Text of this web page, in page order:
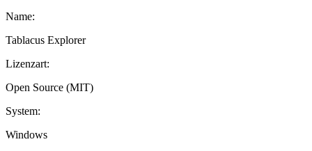
Name:
Tablacus Explorer
Lizenzart:
Open Source (MIT)
System:
Windows